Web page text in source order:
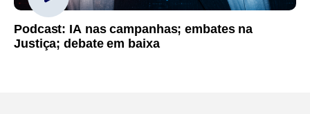
Podcast: IA nas campanhas; embates na
Justiça; debate em baixa